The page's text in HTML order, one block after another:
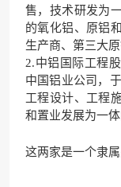
售，技术研发为
的氧化铝、原铝
生产商、第三大原
2.中铝国际工程
中国铝业公司，
工程设计、工程
和置业发展为一
这两家是一个隶属